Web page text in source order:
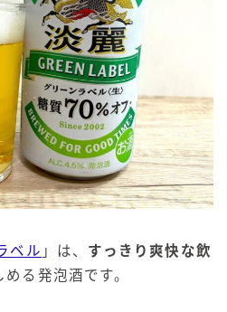
ベル 」は、 すっきり爽快な飲
る発泡酒です。